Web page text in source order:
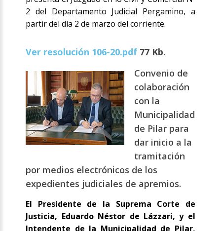
2 del Departamento Judicial Pergamino, a
partir del día 2 de marzo del corriente.
Ver resolución 106-20.pdf 77 Kb.
Convenio de
colaboración
con la
Municipalidad
de Pilar para
dar inicio a la
tramitación
por medios electrónicos de los
expedientes judiciales de apremios.
El Presidente de la Suprema Corte de
Justicia, Eduardo Néstor de Lázzari, y el
Intendente de la Municipalidad de Pilar,